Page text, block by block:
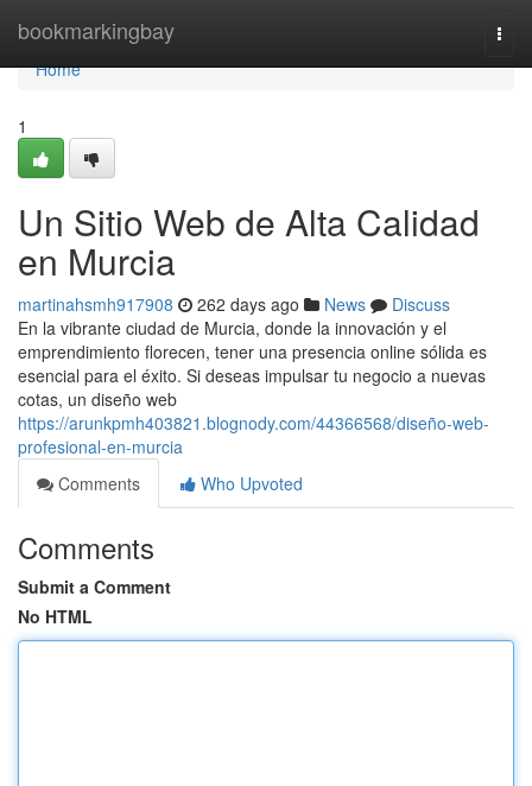
bookmarkingbay
Home
Home
1
Un Sitio Web de Alta Calidad
en Murcia
martinahsmh917908 262 days ago News
Discuss
En la vibrante ciudad de Murcia, donde la innovación y el
emprendimiento florecen, tener una presencia online sólida es
esencial para el éxito. Si deseas impulsar tu negocio a nuevas
cotas, un diseño web
https://arunkpmh403821.blognody.com/44366568/diseño-web-
profesional-en-murcia
Comments
Who Upvoted
Comments
Submit a Comment
No HTML